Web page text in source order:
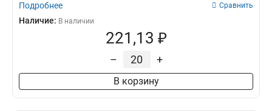
Подробнее Сравнить
Наличие: В наличии
221,13 ₽
– +
В корзину